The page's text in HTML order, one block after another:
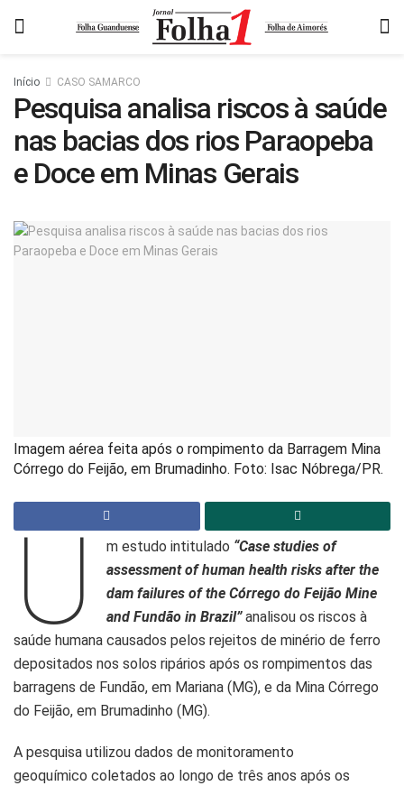
Início CASO SAMARCO
Pesquisa analisa riscos à saúde
nas bacias dos rios Paraopeba
e Doce em Minas Gerais
Imagem aérea feita após o rompimento da Barragem Mina
Córrego do Feijão, em Brumadinho. Foto: Isac Nóbrega/PR.
U m estudo intitulado “Case studies of
assessment of human health risks after the
dam failures of the Córrego do Feijão Mine
and Fundão in Brazil”analisou os riscos à
saúde humana causados pelos rejeitos de minério de ferro
depositados nos solos ripários após os rompimentos das
barragens de Fundão, em Mariana (MG), e da Mina Córrego
do Feijão, em Brumadinho (MG).
A pesquisa utilizou dados de monitoramento
geoquímico coletados ao longo de três anos após os